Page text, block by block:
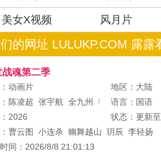
美女X视频 风月片
的网址 LULUKP.COM 露露
战魂第二季
动画片
地区：大陆
陈凌超 张宇航 全九州 韩磊 楚旭 戚道
语言：国语
2026
状态：更新
曹云图 小连杀 幽舞越山 玥辰 李轻扬
间：2026/8/8 21:01:13